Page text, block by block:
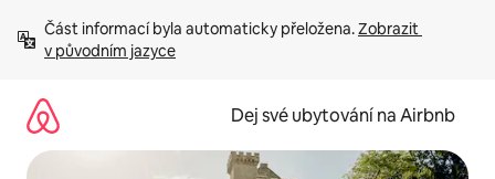
obsah
Část informací byla automaticky přeložena. Zobrazit
v původním jazyce
Dej své ubytování na Airbnb